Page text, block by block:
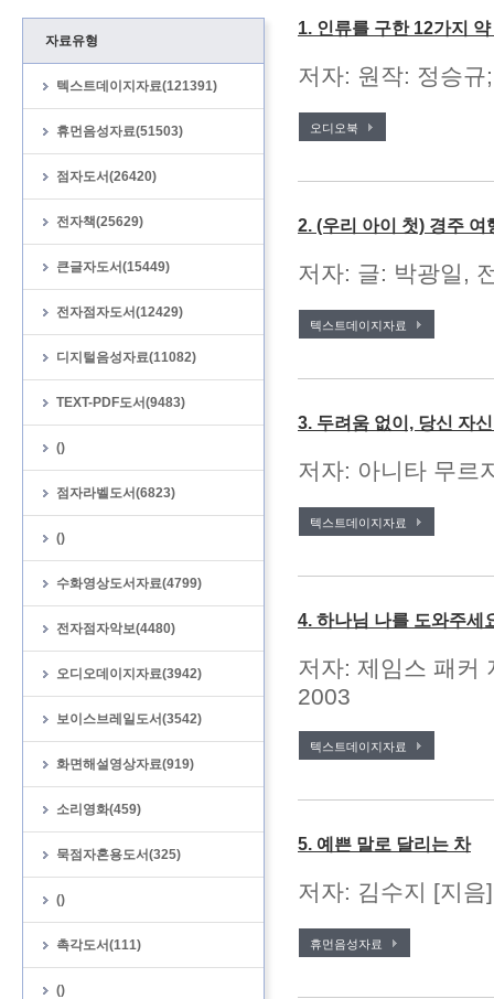
자료유형
텍스트데이지자료(121391)
휴먼음성자료(51503)
점자도서(26420)
전자책(25629)
큰글자도서(15449)
전자점자도서(12429)
디지털음성자료(11082)
TEXT-PDF도서(9483)
()
점자라벨도서(6823)
()
수화영상도서자료(4799)
전자점자악보(4480)
오디오데이지자료(3942)
보이스브레일도서(3542)
화면해설영상자료(919)
소리영화(459)
묵점자혼용도서(325)
()
촉각도서(111)
()
1. 인류를 구한 12가지
저자: 원작: 정승
오디오북
2. (우리 아이 첫) 경주 여
저자: 글: 박광일,
텍스트데이지자료
3. 두려움 없이, 당신 자
저자: 아니타 무르
텍스트데이지자료
4. 하나님 나를 도와주세
저자: 제임스 패커
2003
텍스트데이지자료
5. 예쁜 말로 달리는 차
저자: 김수지 [지
휴먼음성자료